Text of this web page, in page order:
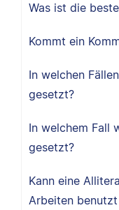
Was ist die
Kommt ein
In welchen
gesetzt?
In welchem Fall
gesetzt?
Kann eine
Arbeiten